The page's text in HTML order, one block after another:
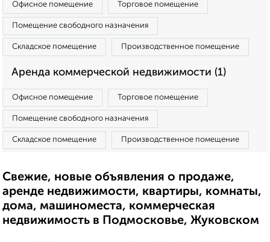
Офисное помещение Торговое помещение
Помещение свободного назначения
Складское помещение Производственное помещение
Аренда коммерческой недвижимости (1)
Офисное помещение Торговое помещение
Помещение свободного назначения
Складское помещение Производственное помещение
Свежие, новые объявления о продаже,
аренде недвижимости, квартиры, комнаты,
дома, машиноместа, коммерческая
недвижимость в Подмосковье, Жуковском